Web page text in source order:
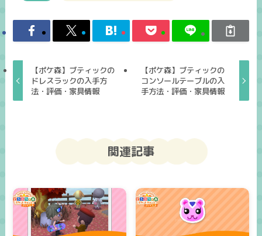
【ポケ森】ブティックの
ドレスラックの入手方
法・評価・家具情報
【ポケ森】ブティックの
コンソールテーブルの入
手方法・評価・家具情報
関連記事